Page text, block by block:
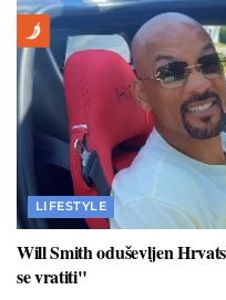
LIFESTYLE
Will Smith oduševljen
se vratiti"